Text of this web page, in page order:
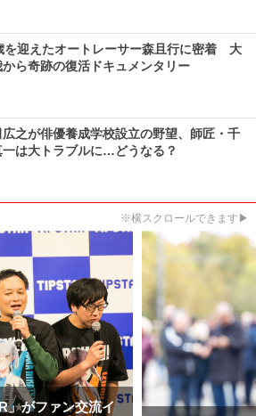
を迎えたオートレーサー森且行に密着 大
から奇跡の復活ドキュメンタリー
広之が俳優養成学校設立の野望、師匠・千
一は大トラブルに…どうなる？
※横スクロールできます▶
」がファン交流イ